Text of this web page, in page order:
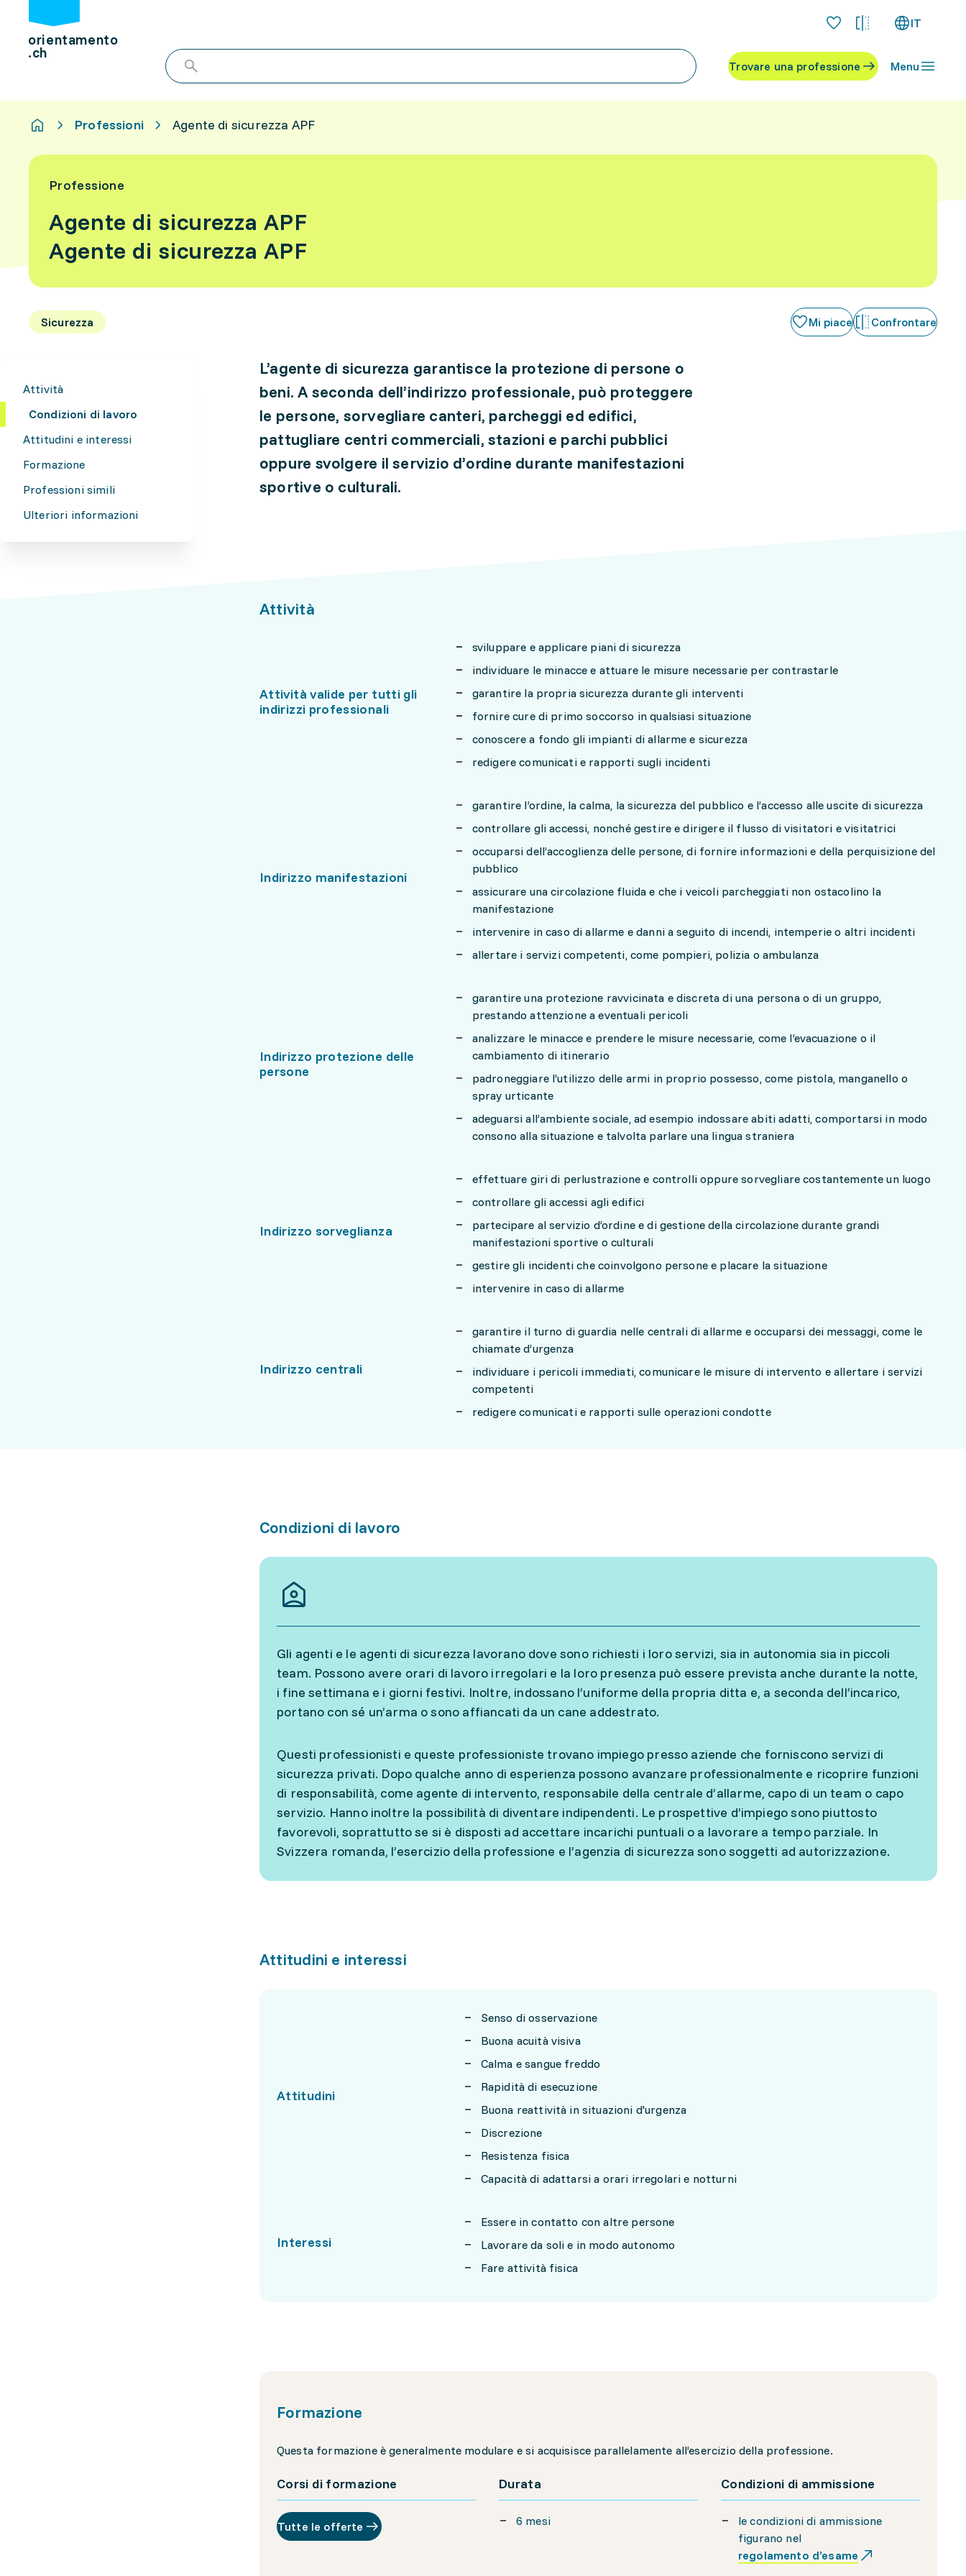
orientamento
.ch
IT
Trovare una professione Menu
Professioni Agente di sicurezza APF
Professione
Agente di sicurezza APF
Agente di sicurezza APF
Sicurezza Mi piace Confrontare
Attività
Condizioni di lavoro
Attitudini e interessi
Formazione
Professioni simili
Ulteriori informazioni
L’agente di sicurezza garantisce la protezione di persone o
beni. A seconda dell’indirizzo professionale, può proteggere
le persone, sorvegliare canteri, parcheggi ed edifici,
pattugliare centri commerciali, stazioni e parchi pubblici
oppure svolgere il servizio d’ordine durante manifestazioni
sportive o culturali.
Attività
Attività valide per tutti gli
indirizzi professionali
sviluppare e applicare piani di sicurezza
individuare le minacce e attuare le misure necessarie per contrastarle
garantire la propria sicurezza durante gli interventi
fornire cure di primo soccorso in qualsiasi situazione
conoscere a fondo gli impianti di allarme e sicurezza
redigere comunicati e rapporti sugli incidenti
Indirizzo manifestazioni
garantire l’ordine, la calma, la sicurezza del pubblico e l’accesso alle uscite di sicurezza
controllare gli accessi, nonché gestire e dirigere il flusso di visitatori e visitatrici
occuparsi dell’accoglienza delle persone, di fornire informazioni e della perquisizione del
pubblico
assicurare una circolazione fluida e che i veicoli parcheggiati non ostacolino la
manifestazione
intervenire in caso di allarme e danni a seguito di incendi, intemperie o altri incidenti
allertare i servizi competenti, come pompieri, polizia o ambulanza
Indirizzo protezione delle
persone
garantire una protezione ravvicinata e discreta di una persona o di un gruppo,
prestando attenzione a eventuali pericoli
analizzare le minacce e prendere le misure necessarie, come l’evacuazione o il
cambiamento di itinerario
padroneggiare l’utilizzo delle armi in proprio possesso, come pistola, manganello o
spray urticante
adeguarsi all’ambiente sociale, ad esempio indossare abiti adatti, comportarsi in modo
consono alla situazione e talvolta parlare una lingua straniera
Indirizzo sorveglianza
effettuare giri di perlustrazione e controlli oppure sorvegliare costantemente un luogo
controllare gli accessi agli edifici
partecipare al servizio d’ordine e di gestione della circolazione durante grandi
manifestazioni sportive o culturali
gestire gli incidenti che coinvolgono persone e placare la situazione
intervenire in caso di allarme
Indirizzo centrali
garantire il turno di guardia nelle centrali di allarme e occuparsi dei messaggi, come le
chiamate d’urgenza
individuare i pericoli immediati, comunicare le misure di intervento e allertare i servizi
competenti
redigere comunicati e rapporti sulle operazioni condotte
Condizioni di lavoro
Gli agenti e le agenti di sicurezza lavorano dove sono richiesti i loro servizi, sia in autonomia sia in piccoli
team. Possono avere orari di lavoro irregolari e la loro presenza può essere prevista anche durante la notte,
i fine settimana e i giorni festivi. Inoltre, indossano l’uniforme della propria ditta e, a seconda dell’incarico,
portano con sé un’arma o sono affiancati da un cane addestrato.
Questi professionisti e queste professioniste trovano impiego presso aziende che forniscono servizi di
sicurezza privati. Dopo qualche anno di esperienza possono avanzare professionalmente e ricoprire funzioni
di responsabilità, come agente di intervento, responsabile della centrale d’allarme, capo di un team o capo
servizio. Hanno inoltre la possibilità di diventare indipendenti. Le prospettive d’impiego sono piuttosto
favorevoli, soprattutto se si è disposti ad accettare incarichi puntuali o a lavorare a tempo parziale. In
Svizzera romanda, l’esercizio della professione e l’agenzia di sicurezza sono soggetti ad autorizzazione.
Attitudini e interessi
Attitudini
Senso di osservazione
Buona acuità visiva
Calma e sangue freddo
Rapidità di esecuzione
Buona reattività in situazioni d'urgenza
Discrezione
Resistenza fisica
Capacità di adattarsi a orari irregolari e notturni
Interessi
Essere in contatto con altre persone
Lavorare da soli e in modo autonomo
Fare attività fisica
Formazione
Questa formazione è generalmente modulare e si acquisisce parallelamente all’esercizio della professione.
Corsi di formazione
Tutte le offerte
Durata
6 mesi
Condizioni di ammissione
le condizioni di ammissione
figurano nel
regolamento d’esame